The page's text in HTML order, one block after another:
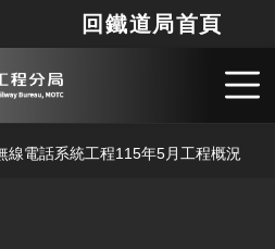
回鐵道局首頁
線電話系統工程115年5月工程概況